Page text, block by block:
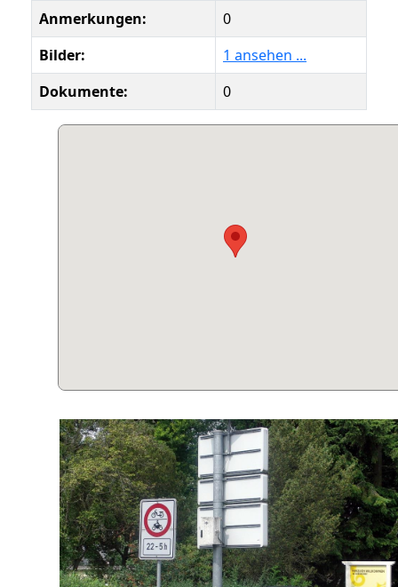
Anmerkungen:
0
Bilder:
1 ansehen ...
Dokumente:
0